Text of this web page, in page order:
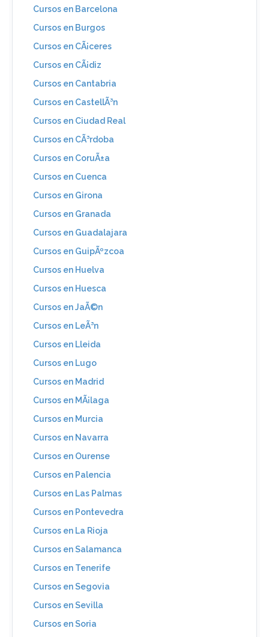
Cursos en Barcelona
Cursos en Burgos
Cursos en CÃ¡ceres
Cursos en CÃ¡diz
Cursos en Cantabria
Cursos en CastellÃ³n
Cursos en Ciudad Real
Cursos en CÃ³rdoba
Cursos en CoruÃ±a
Cursos en Cuenca
Cursos en Girona
Cursos en Granada
Cursos en Guadalajara
Cursos en GuipÃºzcoa
Cursos en Huelva
Cursos en Huesca
Cursos en JaÃ©n
Cursos en LeÃ³n
Cursos en Lleida
Cursos en Lugo
Cursos en Madrid
Cursos en MÃ¡laga
Cursos en Murcia
Cursos en Navarra
Cursos en Ourense
Cursos en Palencia
Cursos en Las Palmas
Cursos en Pontevedra
Cursos en La Rioja
Cursos en Salamanca
Cursos en Tenerife
Cursos en Segovia
Cursos en Sevilla
Cursos en Soria